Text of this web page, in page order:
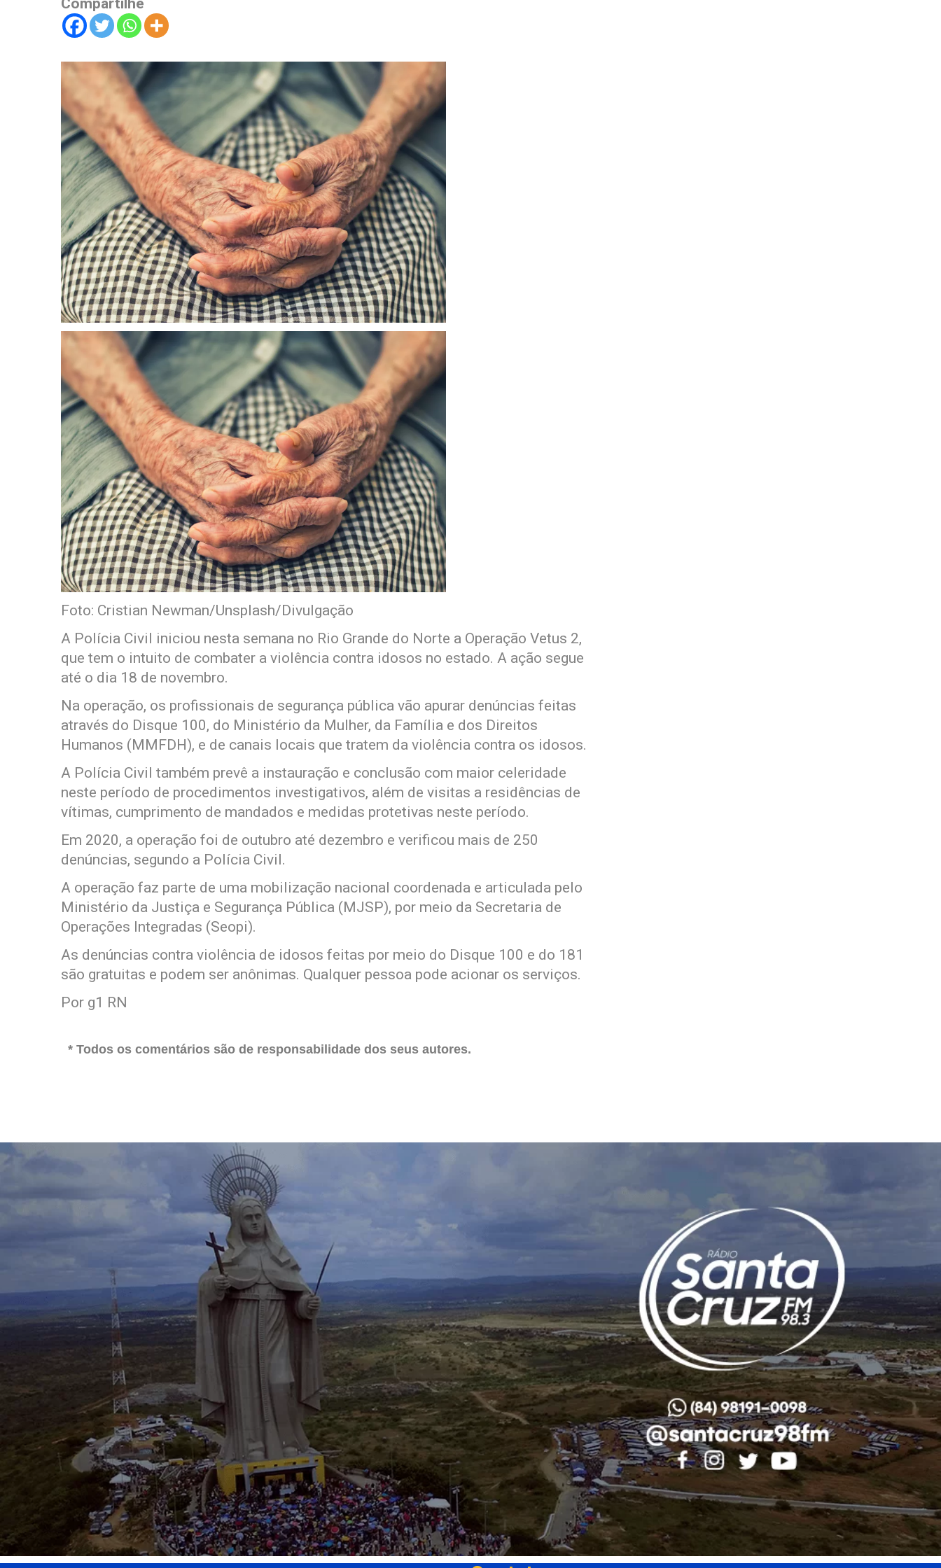
Compartilhe
Foto: Cristian Newman/Unsplash/Divulgação
A Polícia Civil iniciou nesta semana no Rio Grande do Norte a Operação Vetus 2,
que tem o intuito de combater a violência contra idosos no estado. A ação segue
até o dia 18 de novembro.
Na operação, os profissionais de segurança pública vão apurar denúncias feitas
através do Disque 100, do Ministério da Mulher, da Família e dos Direitos
Humanos (MMFDH), e de canais locais que tratem da violência contra os idosos.
A Polícia Civil também prevê a instauração e conclusão com maior celeridade
neste período de procedimentos investigativos, além de visitas a residências de
vítimas, cumprimento de mandados e medidas protetivas neste período.
Em 2020, a operação foi de outubro até dezembro e verificou mais de 250
denúncias, segundo a Polícia Civil.
A operação faz parte de uma mobilização nacional coordenada e articulada pelo
Ministério da Justiça e Segurança Pública (MJSP), por meio da Secretaria de
Operações Integradas (Seopi).
As denúncias contra violência de idosos feitas por meio do Disque 100 e do 181
são gratuitas e podem ser anônimas. Qualquer pessoa pode acionar os serviços.
Por g1 RN
* Todos os comentários são de responsabilidade dos seus autores.